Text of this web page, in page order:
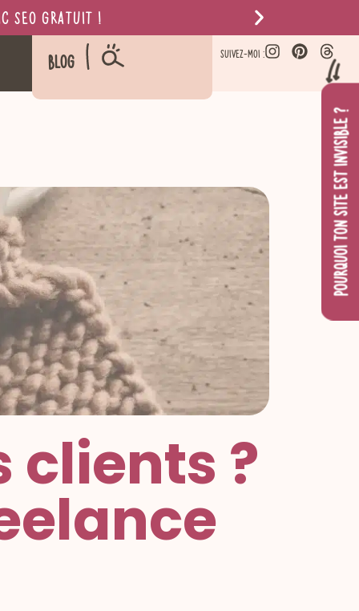
SEO gratuit !
Blog SUIVEZ-MOI :
POURQUOI TON SITE EST INVISIBLE ?
?